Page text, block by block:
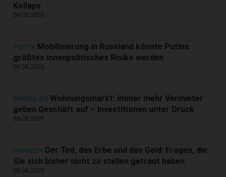
Kollaps
08.08.2026
POLITIK Mobilisierung in Russland könnte Putins
größtes innenpolitisches Risiko werden
08.08.2026
IMMOBILIEN Wohnungsmarkt: Immer mehr Vermieter
geben Geschäft auf – Investitionen unter Druck
08.08.2026
FINANZEN Der Tod, das Erbe und das Geld: Fragen, die
Sie sich bisher nicht zu stellen getraut haben
08.08.2026